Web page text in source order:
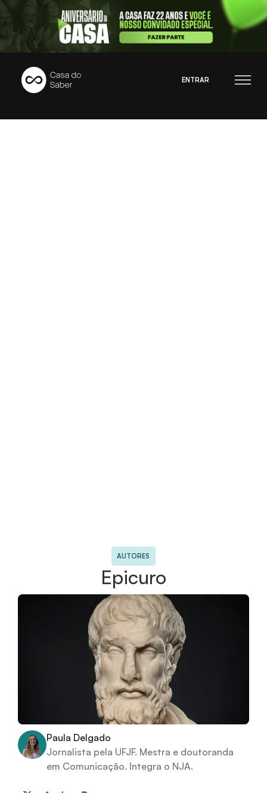
ENTRAR
AUTORES
Epicuro
Paula Delgado
Jornalista pela UFJF. Mestra e doutoranda
em Comunicação. Integra o NJA.